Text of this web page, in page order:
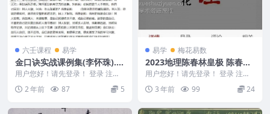
六壬课程 易学
金口诀实战课例集(李怀珠).p
df
用户您好！请先登录！ 登录 注册
金口诀实战课例集(李怀珠).pdf 24
032...2 年前 87 5
易学 梅花易数
2023地理陈春林皇极 陈春林
2023地理皇极精品课程十八
集视频
用户您好！请先登录！ 登录 注册
陈春林2023地理皇极精品课程十
八集视频 编号...
3 年前 99 24